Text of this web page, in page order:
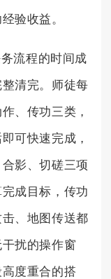
验收益。
流程的时间成
清完。师徒每
、传功三类，
可快速完成，
影、切磋三项
成目标，传功
、地图传送都
扰的操作窗
度重合的搭